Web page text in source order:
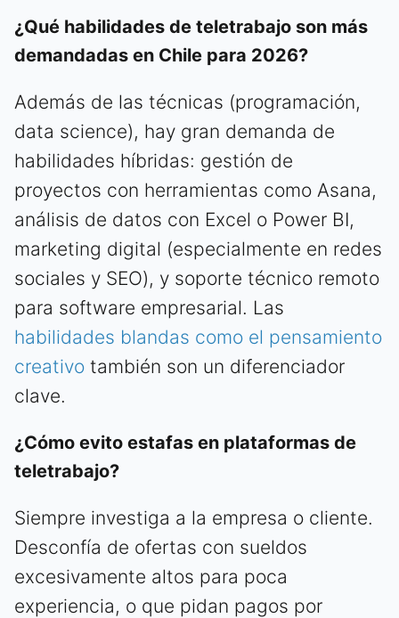
¿Qué habilidades de teletrabajo son más
demandadas en Chile para 2026?
Además de las técnicas (programación,
data science), hay gran demanda de
habilidades híbridas: gestión de
proyectos con herramientas como Asana,
análisis de datos con Excel o Power BI,
marketing digital (especialmente en redes
sociales y SEO), y soporte técnico remoto
para software empresarial. Las
habilidades blandas como el pensamiento
creativo también son un diferenciador
clave.
¿Cómo evito estafas en plataformas de
teletrabajo?
Siempre investiga a la empresa o cliente.
Desconfía de ofertas con sueldos
excesivamente altos para poca
experiencia, o que pidan pagos por